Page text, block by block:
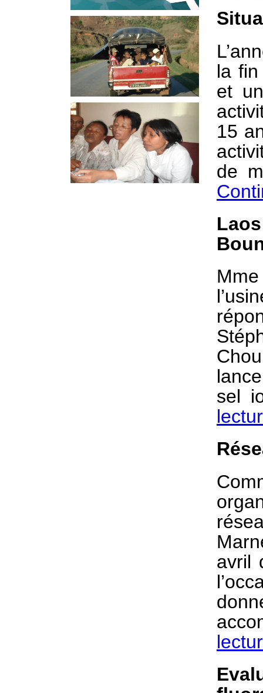
la fin
et
15
de
sel
avril